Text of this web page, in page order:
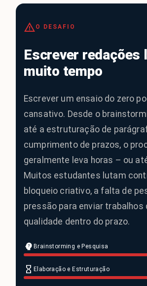
O DESAFIO
Escrever redações
muito tempo
Escrever um ensaio do zero
cansativo. Desde o
até a estruturação de
cumprimento de prazos, o
geralmente leva horas – ou
Muitos estudantes lutam
bloqueio criativo, a falta de
pressão para enviar trabalhos
qualidade dentro do prazo.
Brainstorming e Pesquisa
Elaboração e Estruturação